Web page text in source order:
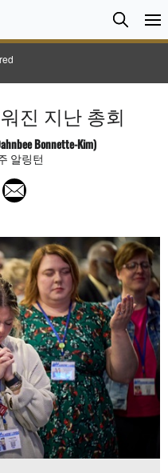
검
색
Search
진 지난 총회
Bonnette-Kim)
알링턴